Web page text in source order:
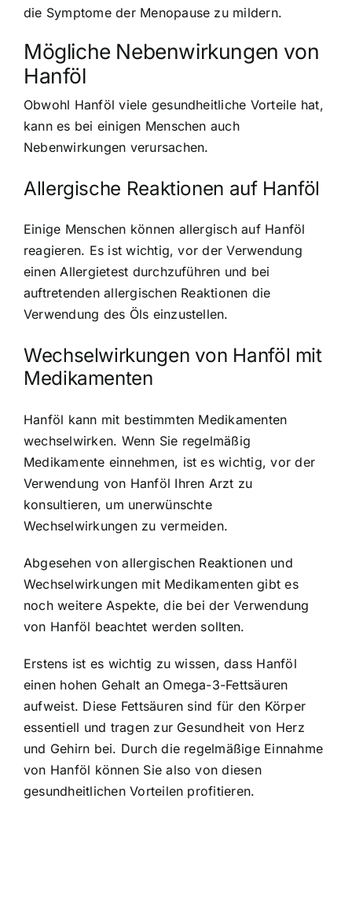
die Symptome der Menopause zu mildern.
Mögliche Nebenwirkungen von
Hanföl
Obwohl Hanföl viele gesundheitliche Vorteile hat,
kann es bei einigen Menschen auch
Nebenwirkungen verursachen.
Allergische Reaktionen auf Hanföl
Einige Menschen können allergisch auf Hanföl
reagieren. Es ist wichtig, vor der Verwendung
einen Allergietest durchzuführen und bei
auftretenden allergischen Reaktionen die
Verwendung des Öls einzustellen.
Wechselwirkungen von Hanföl mit
Medikamenten
Hanföl kann mit bestimmten Medikamenten
wechselwirken. Wenn Sie regelmäßig
Medikamente einnehmen, ist es wichtig, vor der
Verwendung von Hanföl Ihren Arzt zu
konsultieren, um unerwünschte
Wechselwirkungen zu vermeiden.
Abgesehen von allergischen Reaktionen und
Wechselwirkungen mit Medikamenten gibt es
noch weitere Aspekte, die bei der Verwendung
von Hanföl beachtet werden sollten.
Erstens ist es wichtig zu wissen, dass Hanföl
einen hohen Gehalt an Omega-3-Fettsäuren
aufweist. Diese Fettsäuren sind für den Körper
essentiell und tragen zur Gesundheit von Herz
und Gehirn bei. Durch die regelmäßige Einnahme
von Hanföl können Sie also von diesen
gesundheitlichen Vorteilen profitieren.